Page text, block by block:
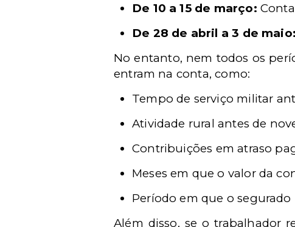
De 10 a 15 de março:
De 28 de abril a 3 de maio:
No entanto, nem todos os
entram na conta, como:
Tempo de serviço militar
Atividade rural antes de
Contribuições em atraso
Meses em que o valor da
Período em que o
Além disso, se o trabalhador